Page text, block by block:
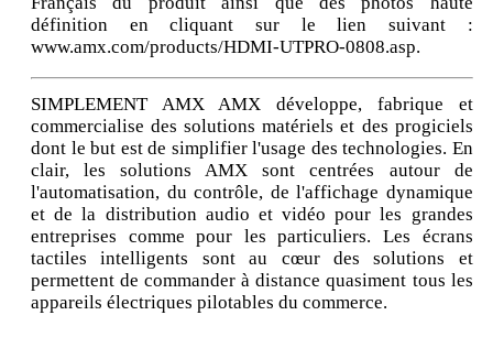
définition en cliquant sur le lien suivant :
www.amx.com/products/HDMI-UTPRO-0808.asp.
SIMPLEMENT AMX AMX développe, fabrique et
commercialise des solutions matériels et des progiciels
dont le but est de simplifier l'usage des technologies. En
clair, les solutions AMX sont centrées autour de
l'automatisation, du contrôle, de l'affichage dynamique
et de la distribution audio et vidéo pour les grandes
entreprises comme pour les particuliers. Les écrans
tactiles intelligents sont au cœur des solutions et
permettent de commander à distance quasiment tous les
appareils électriques pilotables du commerce.